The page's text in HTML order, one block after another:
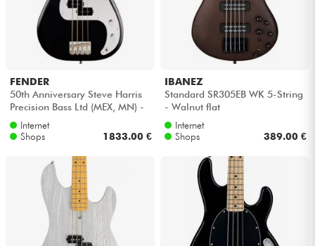
Sehen Sie sich unsere Marken an
FENDER
50th Anniversary Steve Harris
Precision Bass Ltd (MEX, MN) -
Satin black
Internet
Shops
1833.00 €
IBANEZ
Standard SR305EB WK 5-String
- Walnut flat
Internet
Shops
389.00 €